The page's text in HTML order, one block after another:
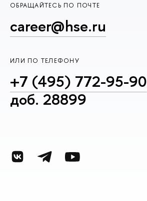
ОБРАЩАЙТЕСЬ ПО ПОЧТЕ
career@hse.ru
ИЛИ ПО ТЕЛЕФОНУ
+7 (495) 772-95-90
доб. 28899